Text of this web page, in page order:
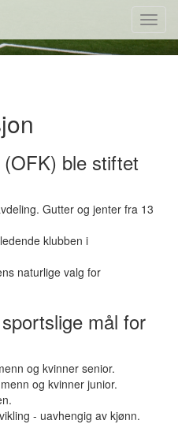
ble stiftet
Gutter og jenter fra 13
klubben i
naturlige valg for
mål for
og kvinner senior.
og kvinner junior.
- uavhengig av kjønn.